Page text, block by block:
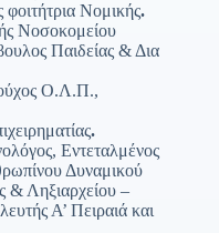
Νομικής.
Νοσοκομείου
Παιδείας & Δια
Ο.Λ.Π.,
.
Εντεταλμένος
Δυναμικού
& Ληξιαρχείου –
Α’ Πειραιά και